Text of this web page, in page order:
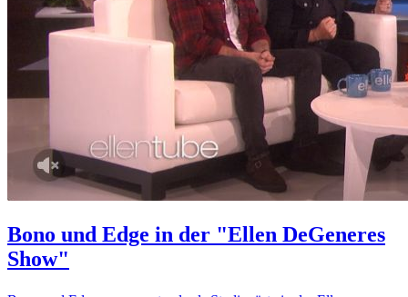
Bono und Edge in der "Ellen DeGeneres
Show"